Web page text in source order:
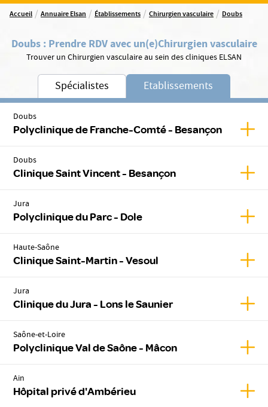
Accueil / Annuaire Elsan / Établissements / Chirurgien vasculaire / Doubs
Doubs: Prendre RDV avec un(e)Chirurgien vasculaire
Trouver un Chirurgien vasculaire au sein des cliniques ELSAN
Spécialistes Etablissements
Doubs
Polyclinique de Franche-Comté - Besançon
Doubs
Clinique Saint Vincent - Besançon
Jura
Polyclinique du Parc - Dole
Haute-Saône
Clinique Saint-Martin - Vesoul
Jura
Clinique du Jura - Lons le Saunier
Saône-et-Loire
Polyclinique Val de Saône - Mâcon
Ain
Hôpital privé d'Ambérieu